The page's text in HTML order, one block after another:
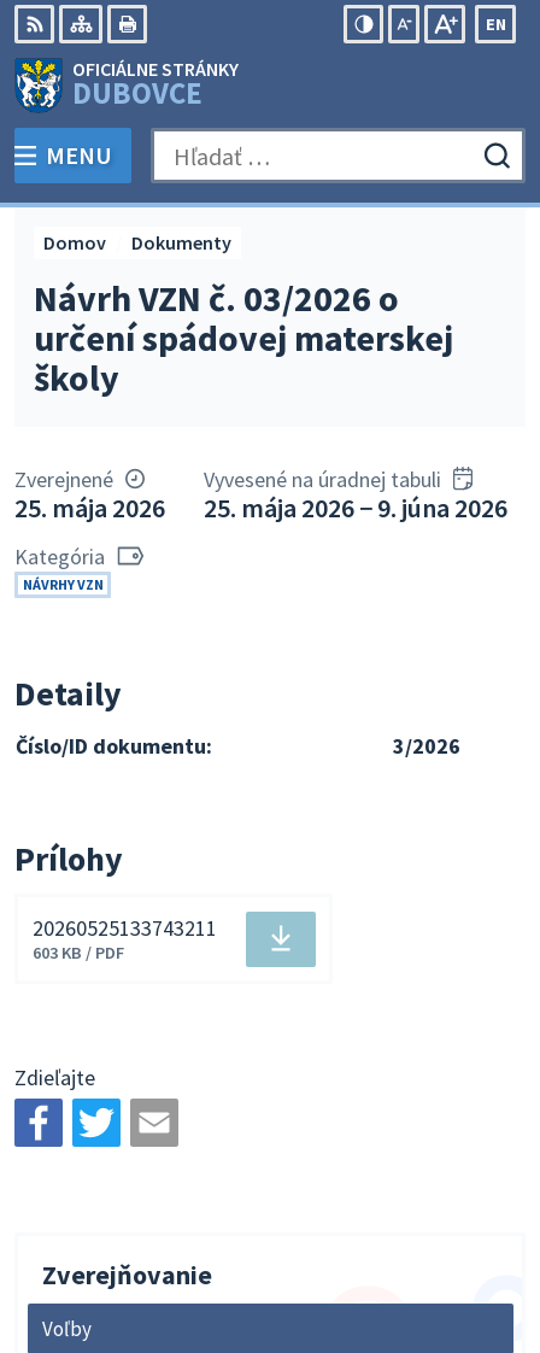
Preskočiť
na
obsah
RSS Mapa
EN
OFICIÁLNE STRÁNKY
DUBOVCE
PREPNÚŤ
MENU Hľadať:
Návrh VZN č. 03/2026 o
určení spádovej materskej
školy
Domov Dokumenty
Zverejnené
25. mája 2026
Vyvesené na úradnej tabuli
25. mája 2026 − 9. júna 2026
Kategória
NÁVRHY VZN
Detaily
Číslo/ID dokumentu: 3/2026
Prílohy
Stiahnuť
20260525133743211
603 KB / PDF
Zdieľajte
Zverejňovanie
Voľby